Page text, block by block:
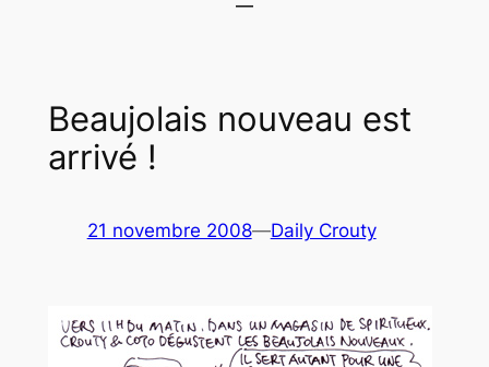
Beaujolais nouveau est
arrivé !
21 novembre 2008—Daily Crouty